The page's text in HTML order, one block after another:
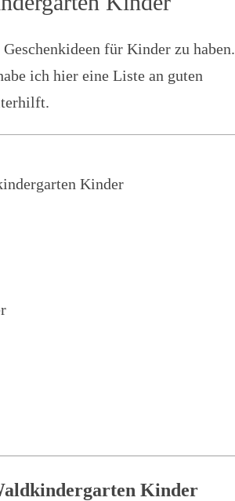
für Kinder zu haben.
ich hier eine Liste an guten
Kinder
Kinder